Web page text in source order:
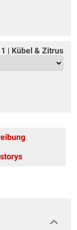
| Kübel & Zitrus